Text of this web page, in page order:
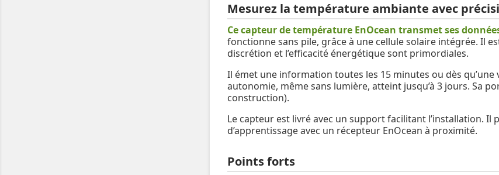
Mesurez la température ambiante avec
Ce capteur de température EnOcean transmet ses
fonctionne sans pile, grâce à une cellule solaire intégrée. Il
discrétion et l’efficacité énergétique sont primordiales.
Il émet une information toutes les 15 minutes ou dès qu’une
autonomie, même sans lumière, atteint jusqu’à 3 jours. Sa
construction).
Le capteur est livré avec un support facilitant l’installation.
d’apprentissage avec un récepteur EnOcean à proximité.
Points forts